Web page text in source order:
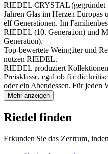
RIEDEL CRYSTAL (gegründet
Jahren Glas im Herzen Europas
elf Generationen. Im
RIEDEL (10. Generation) und
Generation).
Top-bewertete Weingüter und
nutzen RIEDEL.
RIEDEL produziert
Preisklasse, egal ob für die
oder ein Abendessen. Für jeden
Mehr anzeigen
Riedel finden
Erkunden Sie das Zentrum,